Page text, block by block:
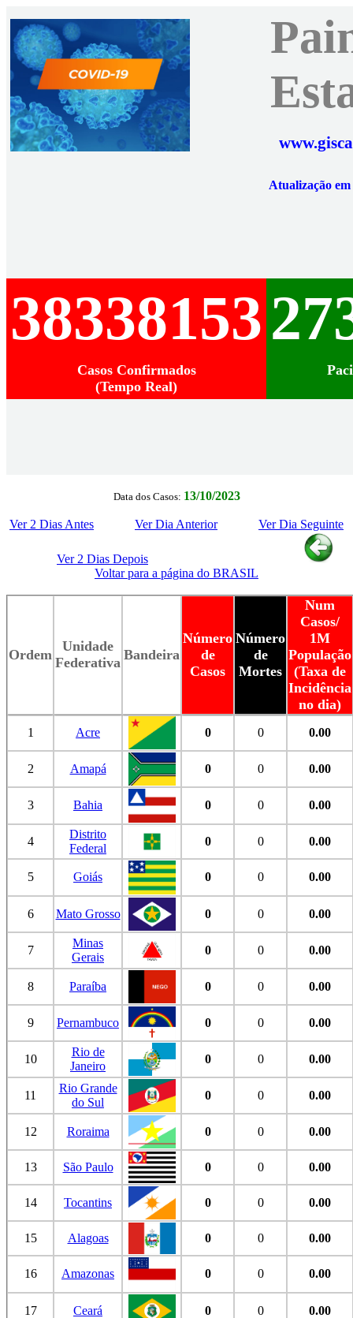
Atualização
38338153
Casos Confirmados
(Tempo Real)
Data dos Casos: 13/10/2023
Ver 2 Dias Antes Ver Dia Anterior Ver Dia Seguinte
Ver 2 Dias Depois
Voltar para a página do BRASIL
Ordem
Unidade
Federativa Bandeira
Número
de
Casos
Número
de
Mortes
Num
Casos/
1M
População
(Taxa de
Incidência
no dia)
1 Acre 0 0 0.00
2 Amapá 0 0 0.00
3 Bahia 0 0 0.00
4
Distrito
Federal
0 0 0.00
5 Goiás 0 0 0.00
6 Mato Grosso 0 0 0.00
7
Minas
Gerais
0 0 0.00
8 Paraíba 0 0 0.00
9 Pernambuco 0 0 0.00
10
Rio de
Janeiro
0 0 0.00
11
Rio Grande
do Sul
0 0 0.00
12 Roraima 0 0 0.00
13 São Paulo 0 0 0.00
14 Tocantins 0 0 0.00
15 Alagoas 0 0 0.00
16 Amazonas 0 0 0.00
17 Ceará 0 0 0.00